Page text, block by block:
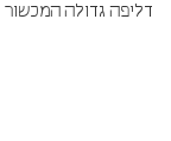
דליפה גדולה